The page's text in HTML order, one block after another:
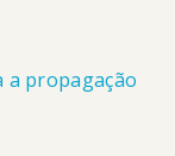
a propagação